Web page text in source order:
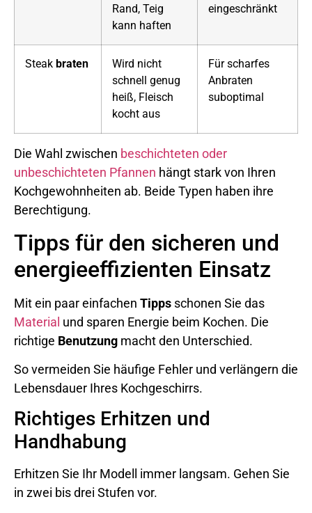
Rand, Teig
kann haften
eingeschränkt
Steak braten
Wird nicht
schnell genug
heiß, Fleisch
kocht aus
Für scharfes
Anbraten
suboptimal
Die Wahl zwischen beschichteten oder
unbeschichteten Pfannen hängt stark von Ihren
Kochgewohnheiten ab. Beide Typen haben ihre
Berechtigung.
Tipps für den sicheren und
energieeffizienten Einsatz
Mit ein paar einfachen Tipps schonen Sie das
Material und sparen Energie beim Kochen. Die
richtige Benutzung macht den Unterschied.
So vermeiden Sie häufige Fehler und verlängern die
Lebensdauer Ihres Kochgeschirrs.
Richtiges Erhitzen und
Handhabung
Erhitzen Sie Ihr Modell immer langsam. Gehen Sie
in zwei bis drei Stufen vor.